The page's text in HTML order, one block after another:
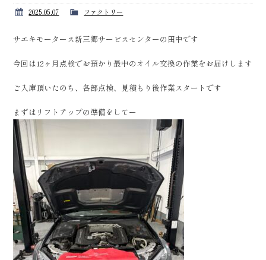
2025.05.07 ファクトリー
サエキモータース新三郷サービスセンターの田中です
今回は12ヶ月点検でお預かり最中のオイル交換の作業をお届けします
ご入庫頂いたのち、各部点検、見積もり後作業スタートです
まずはリフトアップの準備をしてー